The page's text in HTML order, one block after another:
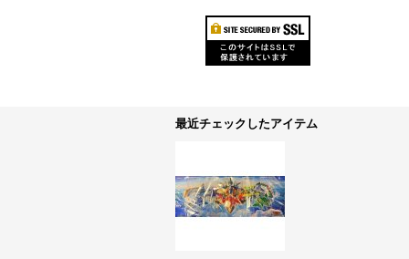
最近チェックしたアイテム